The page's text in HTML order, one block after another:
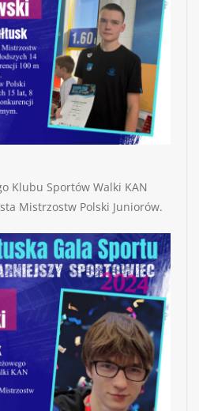
Klubu Sportów Walki KAN
Mistrzostw Polski Juniorów.